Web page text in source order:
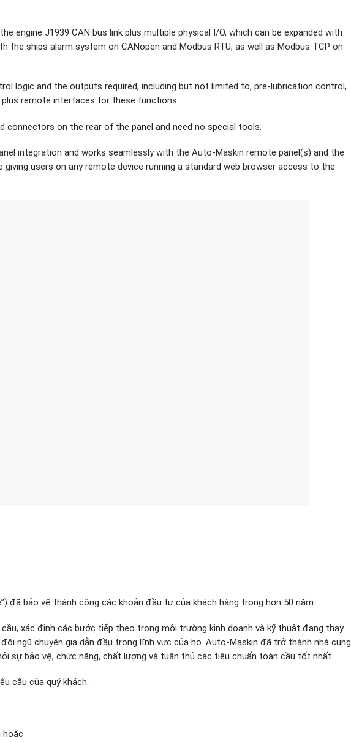
engine J1939 CAN bus link plus multiple physical I/O, which can be expanded with
the ships alarm system on CANopen and Modbus RTU, as well as Modbus TCP on
logic and the outputs required, including but not limited to, pre-lubrication control,
remote interfaces for these functions.
connectors on the rear of the panel and need no special tools.
integration and works seamlessly with the Auto-Maskin remote panel(s) and the
giving users on any remote device running a standard web browser access to the
đã bảo vệ thành công các khoản đầu tư của khách hàng trong hơn 50 năm.
xác định các bước tiếp theo trong môi trường kinh doanh và kỹ thuật đang thay
ngũ chuyên gia dẫn đầu trong lĩnh vực của họ. Auto-Maskin đã trở thành nhà cung
sự bảo vệ, chức năng, chất lượng và tuân thủ các tiêu chuẩn toàn cầu tốt nhất.
cầu của quý khách.
hoặc